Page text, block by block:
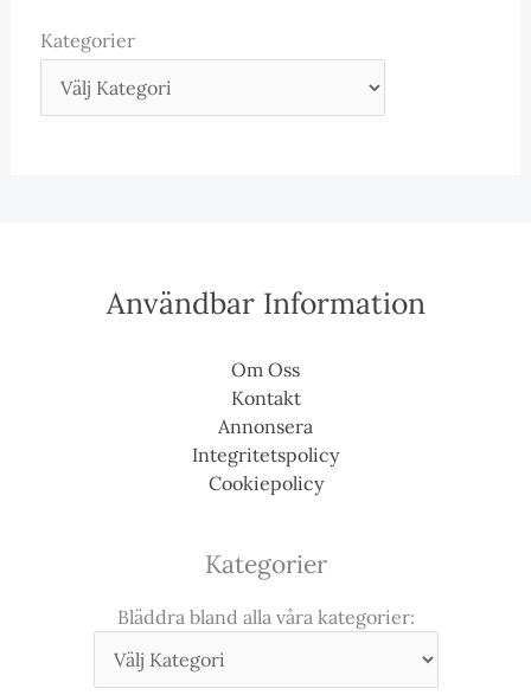
Kategorier
Användbar Information
Om Oss
Kontakt
Annonsera
Integritetspolicy
Cookiepolicy
Kategorier
Bläddra bland alla våra kategorier: